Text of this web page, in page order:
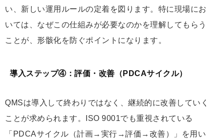
い、新しい運用ルールの定着を図ります。特に現場にお
いては、なぜこの仕組みが必要なのかを理解してもらう
ことが、形骸化を防ぐポイントになります。
導入ステップ④：評価・改善（PDCAサイクル）
QMSは導入して終わりではなく、継続的に改善していく
ことが求められます。ISO 9001でも重視されている
「PDCAサイクル（計画→実行→評価→改善）」を用い